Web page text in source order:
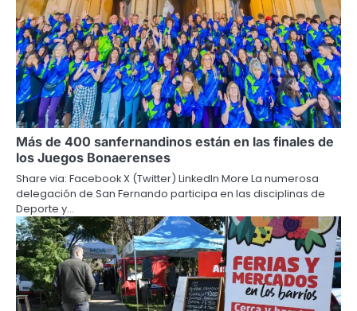
Más de 400 sanfernandinos están en las finales de
los Juegos Bonaerenses
Share via: Facebook X (Twitter) LinkedIn More La numerosa
delegación de San Fernando participa en las disciplinas de
Deporte y…